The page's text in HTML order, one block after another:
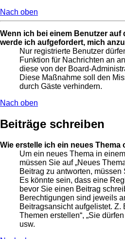
Nach oben
Wenn ich bei einem Benutzer auf
werde ich aufgefordert, mich
Nur registrierte Benutzer
Funktion für Nachrichten an
diese von der Board-
Diese Maßnahme soll den
durch Gäste verhindern.
Nach oben
Beiträge schreiben
Wie erstelle ich ein neues Thema
Um ein neues Thema in
müssen Sie auf „Neues
Beitrag zu antworten, müssen
Es könnte sein, dass eine
bevor Sie einen Beitrag
Berechtigungen sind jeweils
Beitragsansicht aufgelistet. Z.
Themen erstellen“, „Sie
usw.